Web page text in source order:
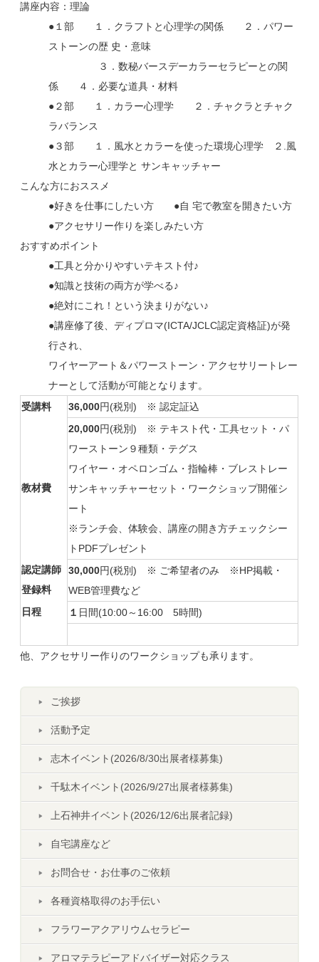
講座内容：理論
● １部 １．クラフトと心理学の関係 ２．パワー
ストーンの歴 史・意味
３．数秘バースデーカラーセラピーとの関
係 ４．必要な道具・材料
●２部 １．カラー心理学 ２．チャクラとチャク
ラバランス
●３部 １．風水とカラーを使った環境心理学 ２.風
水とカラー心理学と サンキャッチャー
こんな方におススメ
●好きを仕事にしたい方 ●自 宅で教室を開きたい方
●アクセサリー作りを楽しみたい方
おすすめポイント
●工具と分かりやすいテキスト付♪
●知識と技術の両方が学べる♪
●絶対にこれ！という決まりがない♪
●講座修了後、ディプロマ(ICTA/JCLC認定資格証)が発
行され、
ワイヤーアート＆パワーストーン・アクセサリートレー
ナーとして活動が可能となります。
受講料
36,000円(税別) ※ 認定証込
教材費
20,000円(税別)
※ テキスト代・工具セット・パ
ワーストーン９種類・テグス
ワイヤー・オペロンゴム・指輪棒・ブレストレー
サンキャッチャーセット・ワークショップ開催シ
ート
※ランチ会、体験会、講座の開き方チェックシー
トPDFプレゼント
認定講師
登録料
30,000円(税別)
※ ご希望者のみ ※HP掲載・
WEB管理費など
日程
１ 日間(10:00～16:00 5時間)
他、アクセサリー作りのワークショップも承ります。
ご挨拶
活動予定
志木イベント(2026/8/30出展者様募集)
千駄木イベント(2026/9/27出展者様募集)
上石神井イベント(2026/12/6出展者記録)
自宅講座など
お問合せ・お仕事のご依頼
各種資格取得のお手伝い
フラワーアクアリウムセラピー
アロマテラピーアドバイザー対応クラス